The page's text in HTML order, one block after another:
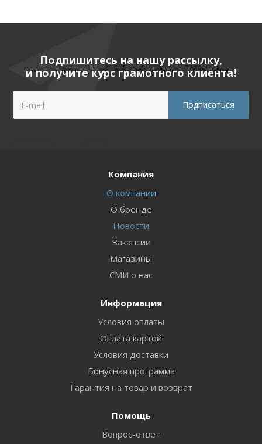
Подпишитесь на нашу рассылку,
и получите курс грамотного клиента!
Компания
О компании
О бренде
Новости
Вакансии
Магазины
СМИ о нас
Информация
Условия оплаты
Оплата картой
Условия доставки
Бонусная программа
Гарантия на товар и возврат
Помощь
Вопрос-ответ